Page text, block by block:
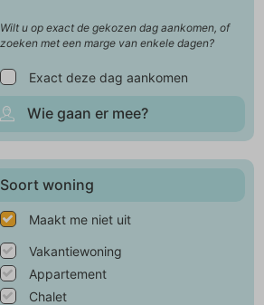
Wilt u op exact de gekozen dag aankomen, of
zoeken met een marge van enkele dagen?
Exact deze dag aankomen
Wie gaan er mee?
Soort woning
Maakt me niet uit
Vakantiewoning
Appartement
Chalet